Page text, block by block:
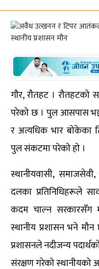
गौर, रौतहट ।
परेको छ । पुल आसपास
र अत्यधिक भार
पुल संकटमा परेको हो ।
स्थानीयवासी,
दलका प्रतिनिधिहरूले
कदम चाल्न सरकारसँग
स्थानीय प्रशासन भने
प्रशासनले नदीजन्य
संरक्षण गरेको स्थानीयको